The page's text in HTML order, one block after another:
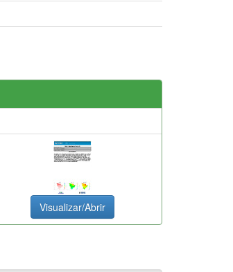
Visualizar/Abrir